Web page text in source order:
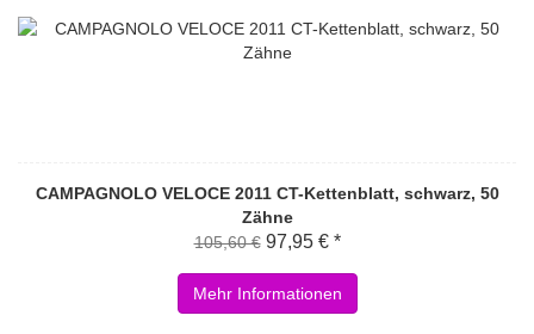
CAMPAGNOLO VELOCE 2011 CT-Kettenblatt, schwarz, 50
Zähne
105,60 € 97,95 € *
Mehr Informationen